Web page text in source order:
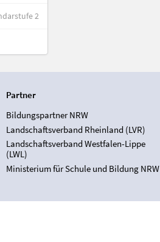
2
Partner
Bildungspartner NRW
Landschaftsverband Rheinland (LVR)
Landschaftsverband Westfalen-Lippe
(LWL)
Ministerium für Schule und Bildung NRW